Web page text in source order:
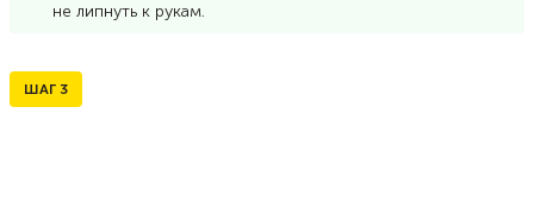
не липнуть к рукам.
ШАГ 3